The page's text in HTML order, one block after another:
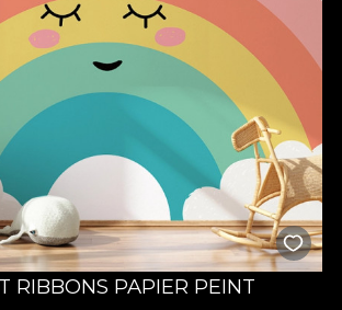
RIBBONS PAPIER PEINT